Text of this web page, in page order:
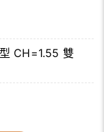
CH=1.55 雙